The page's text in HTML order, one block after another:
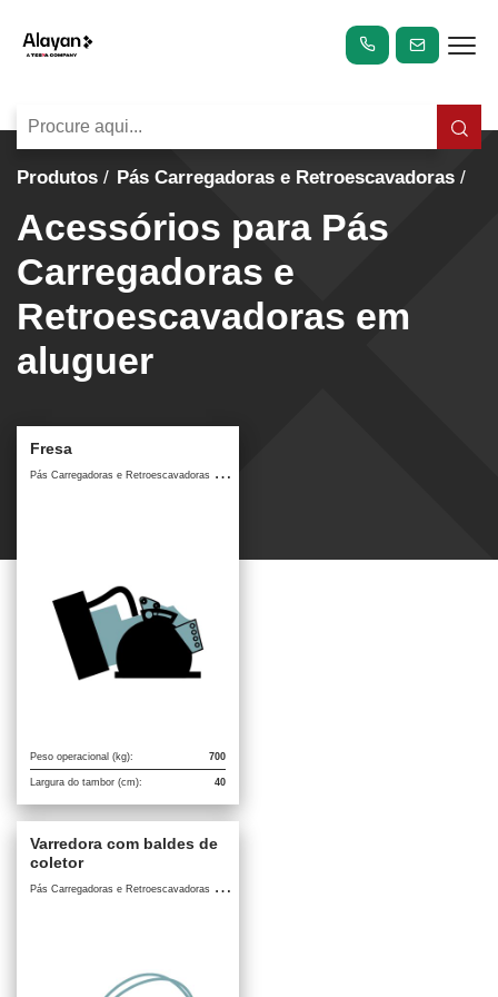
Produtos Pás Carregadoras e Retroescavadoras
Acessórios para Pás
Carregadoras e
Retroescavadoras em
aluguer
Fresa
P
ás Carregadoras e Retroescavadoras / Acessórios para Pás Carregadoras e Retroescavadoras
Peso operacional (kg): 700
Largura do tambor (cm): 40
Varredora com baldes de
coletor
P
ás Carregadoras e Retroescavadoras / Acessórios para Pás Carregadoras e Retroescavadoras